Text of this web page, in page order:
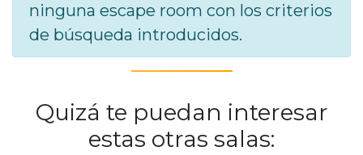
ninguna escape room con los criterios
de búsqueda introducidos.
Quizá te puedan interesar
estas otras salas: